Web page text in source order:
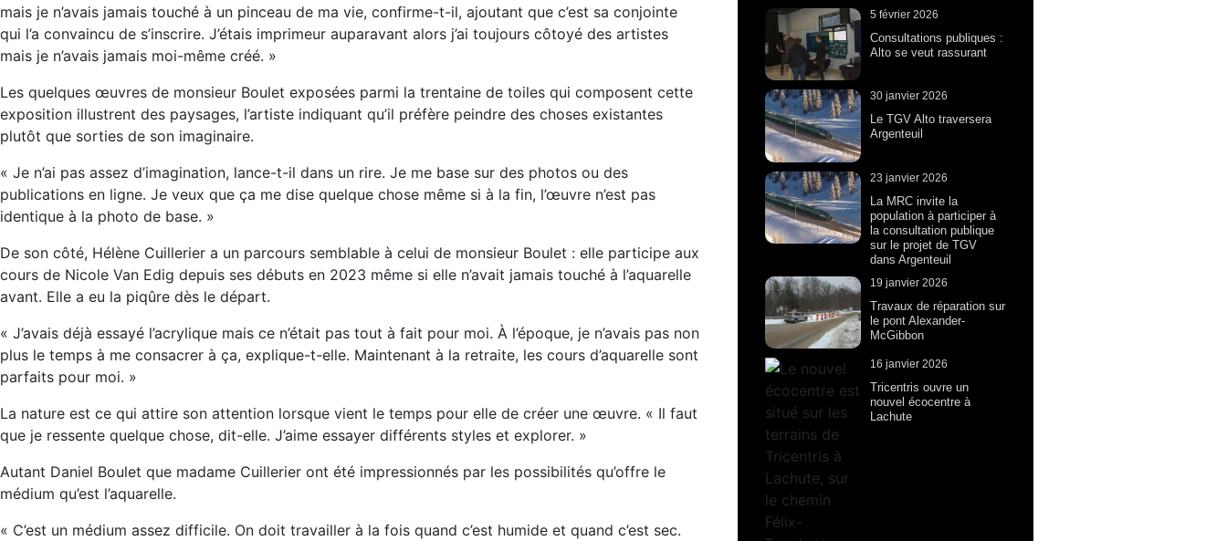
mais je n’avais jamais touché à un pinceau de ma vie, confirme-t-il, ajoutant que c’est sa conjointe
qui l’a convaincu de s’inscrire. J’étais imprimeur auparavant alors j’ai toujours côtoyé des artistes
mais je n’avais jamais moi-même créé. »
Les quelques œuvres de monsieur Boulet exposées parmi la trentaine de toiles qui composent cette
exposition illustrent des paysages, l’artiste indiquant qu’il préfère peindre des choses existantes
plutôt que sorties de son imaginaire.
« Je n’ai pas assez d’imagination, lance-t-il dans un rire. Je me base sur des photos ou des
publications en ligne. Je veux que ça me dise quelque chose même si à la fin, l’œuvre n’est pas
identique à la photo de base. »
De son côté, Hélène Cuillerier a un parcours semblable à celui de monsieur Boulet : elle participe aux
cours de Nicole Van Edig depuis ses débuts en 2023 même si elle n’avait jamais touché à l’aquarelle
avant. Elle a eu la piqûre dès le départ.
« J’avais déjà essayé l’acrylique mais ce n’était pas tout à fait pour moi. À l’époque, je n’avais pas non
plus le temps à me consacrer à ça, explique-t-elle. Maintenant à la retraite, les cours d’aquarelle sont
parfaits pour moi. »
La nature est ce qui attire son attention lorsque vient le temps pour elle de créer une œuvre. « Il faut
que je ressente quelque chose, dit-elle. J’aime essayer différents styles et explorer. »
Autant Daniel Boulet que madame Cuillerier ont été impressionnés par les possibilités qu’offre le
médium qu’est l’aquarelle.
« C’est un médium assez difficile. On doit travailler à la fois quand c’est humide et quand c’est sec.
5 février 2026
Consultations publiques :
Alto se veut rassurant
30 janvier 2026
Le TGV Alto traversera
Argenteuil
23 janvier 2026
La MRC invite la
population à participer à
la consultation publique
sur le projet de TGV
dans Argenteuil
19 janvier 2026
Travaux de réparation sur
le pont Alexander-
McGibbon
16 janvier 2026
Tricentris ouvre un
nouvel écocentre à
Lachute